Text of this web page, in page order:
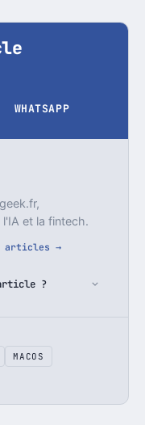
WHATSAPP
et la fintech.
articles →
?
MACOS